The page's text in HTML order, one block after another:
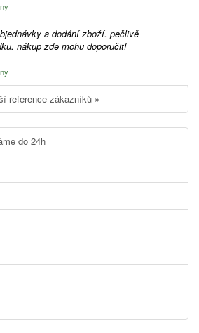
nákup zde mohu doporučit!
reference zákazníků »
do 24h